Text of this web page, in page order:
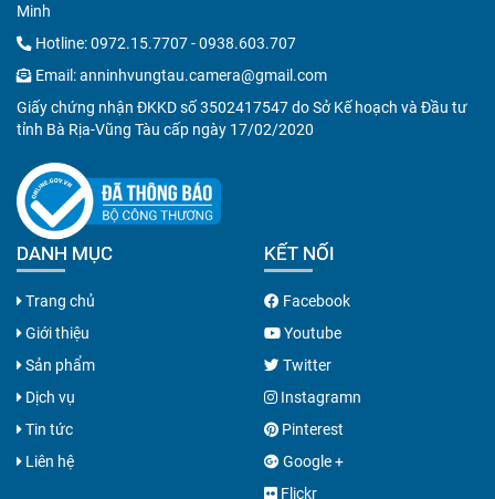
Minh
Hotline:0972.15.7707-0938.603.707
Email:anninhvungtau.camera@gmail.com
Giấy chứng nhận ĐKKD số 3502417547 do Sở Kế hoạch và Đầu tư
tỉnh Bà Rịa-Vũng Tàu cấp ngày 17/02/2020
DANH MỤC
Trang chủ
Giới thiệu
Sản phẩm
Dịch vụ
Tin tức
Liên hệ
KẾT NỐI
Facebook
Youtube
Twitter
Instagramn
Pinterest
Google +
Flickr